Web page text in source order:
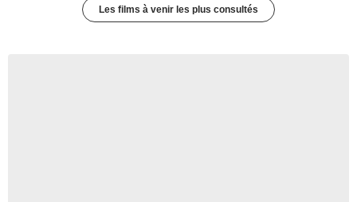
Les films à venir les plus consultés